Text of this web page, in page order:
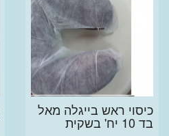
כיסוי ראש בייגלה מאל
בד 10 יח' בשקית